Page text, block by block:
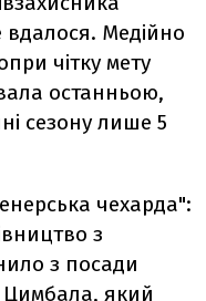
Медійно
чітку мету
останньою,
сезону лише 5
чехарда":
з
з посади
Цимбала, який